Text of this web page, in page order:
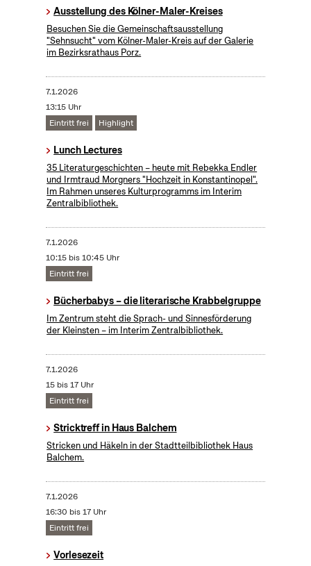
Ausstellung des Kölner-Maler-Kreises
Besuchen Sie die Gemeinschaftsausstellung
"Sehnsucht" vom Kölner-Maler-Kreis auf der Galerie
im Bezirksrathaus Porz.
7.1.2026
13:15 Uhr
Eintritt frei
Highlight
Lunch Lectures
35 Literaturgeschichten – heute mit Rebekka Endler
und Irmtraud Morgners "Hochzeit in Konstantinopel".
Im Rahmen unseres Kulturprogramms im Interim
Zentralbibliothek.
7.1.2026
10:15 bis 10:45 Uhr
Eintritt frei
Bücherbabys – die literarische Krabbelgruppe
Im Zentrum steht die Sprach- und Sinnesförderung
der Kleinsten – im Interim Zentralbibliothek.
7.1.2026
15 bis 17 Uhr
Eintritt frei
Stricktreff in Haus Balchem
Stricken und Häkeln in der Stadtteilbibliothek Haus
Balchem.
7.1.2026
16:30 bis 17 Uhr
Eintritt frei
Vorlesezeit